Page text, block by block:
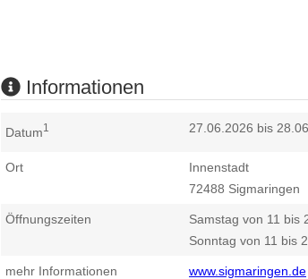
Informationen
Datum1 27.06.2026 bis
Ort
Innenstadt
72488 Sigmaringen
Öffnungszeiten
Samstag von 11 bis
Sonntag von 11 bis
mehr Informationen www.sigmaringen.de